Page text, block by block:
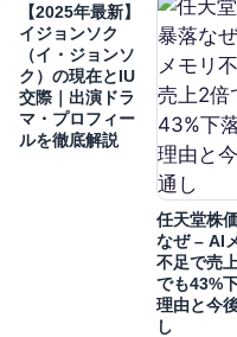
【2025年最新】
イジョンソク
（イ・ジョンソ
ク）の現在とIU
交際｜出演ドラ
マ・プロフィー
ルを徹底解説
任天堂株
なぜ – AI
不足で売
でも43%
理由と今
し